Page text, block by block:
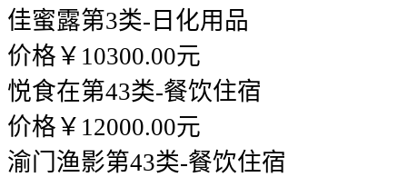
佳蜜露第3类-日化用品
价格￥10300.00元
悦食在第43类-餐饮住宿
价格￥12000.00元
渝门渔影第43类-餐饮住宿